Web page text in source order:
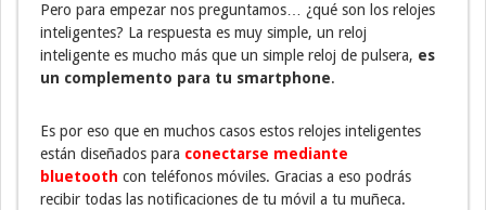
Pero para empezar nos preguntamos… ¿qué son los relojes
inteligentes? La respuesta es muy simple, un reloj
inteligente es mucho más que un simple reloj de pulsera, es
un complemento para tu smartphone.
Es por eso que en muchos casos estos relojes inteligentes
están diseñados para conectarse mediante
bluetooth con teléfonos móviles. Gracias a eso podrás
recibir todas las notificaciones de tu móvil a tu muñeca.